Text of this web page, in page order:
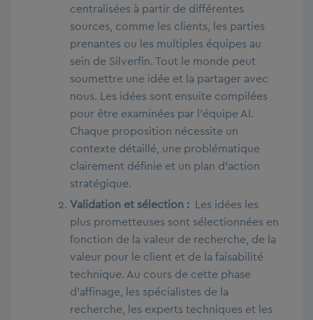
centralisées à partir de différentes
sources, comme les clients, les parties
prenantes ou les multiples équipes au
sein de Silverfin. Tout le monde peut
soumettre une idée et la partager avec
nous. Les idées sont ensuite compilées
pour être examinées par l’équipe AI.
Chaque proposition nécessite un
contexte détaillé, une problématique
clairement définie et un plan d’action
stratégique.
Validation et sélection : Les idées les
plus prometteuses sont sélectionnées en
fonction de la valeur de recherche, de la
valeur pour le client et de la faisabilité
technique. Au cours de cette phase
d’affinage, les spécialistes de la
recherche, les experts techniques et les